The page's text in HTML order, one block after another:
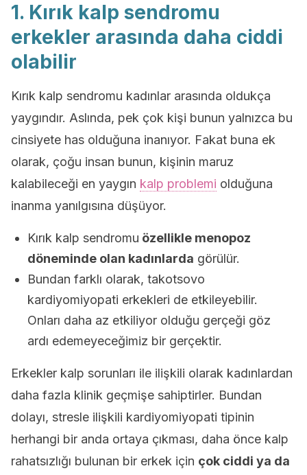
1. Kırık kalp sendromu
erkekler arasında daha ciddi
olabilir
Kırık kalp sendromu kadınlar arasında oldukça
yaygındır. Aslında, pek çok kişi bunun yalnızca bu
cinsiyete has olduğuna inanıyor. Fakat buna ek
olarak, çoğu insan bunun, kişinin maruz
kalabileceği en yaygın kalp problemi olduğuna
inanma yanılgısına düşüyor.
Kırık kalp sendromu özellikle menopoz
döneminde olan kadınlarda görülür.
Bundan farklı olarak, takotsovo
kardiyomiyopati erkekleri de etkileyebilir.
Onları daha az etkiliyor olduğu gerçeği göz
ardı edemeyeceğimiz bir gerçektir.
Erkekler kalp sorunları ile ilişkili olarak kadınlardan
daha fazla klinik geçmişe sahiptirler. Bundan
dolayı, stresle ilişkili kardiyomiyopati tipinin
herhangi bir anda ortaya çıkması, daha önce kalp
rahatsızlığı bulunan bir erkek için çok ciddi ya da